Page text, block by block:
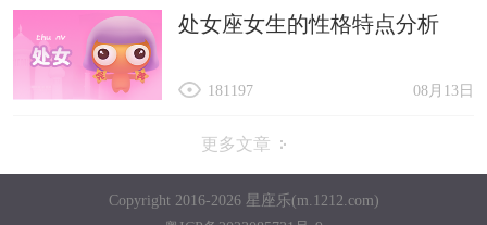
处女座女生的性格特点分析
08月13日
181197
更多文章
Copyright 2016-2026 星座乐(m.1212.com)